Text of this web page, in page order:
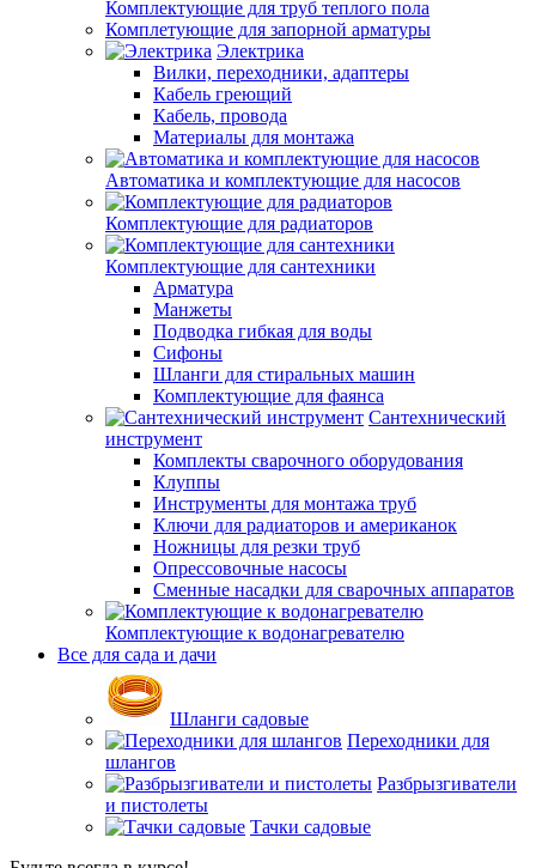
Комплектующие для труб теплого пола
Комплетующие для запорной арматуры
Электрика
Вилки, переходники, адаптеры
Кабель греющий
Кабель, провода
Материалы для монтажа
Автоматика и комплектующие для насосов
Комплектующие для радиаторов
Комплектующие для сантехники
Арматура
Манжеты
Подводка гибкая для воды
Сифоны
Шланги для стиральных машин
Комплектующие для фаянса
Сантехнический
инструмент
Комплекты сварочного оборудования
Клуппы
Инструменты для монтажа труб
Ключи для радиаторов и американок
Ножницы для резки труб
Опрессовочные насосы
Сменные насадки для сварочных аппаратов
Комплектующие к водонагревателю
Все для сада и дачи
Шланги садовые
Переходники для
шлангов
Разбрызгиватели
и пистолеты
Тачки садовые